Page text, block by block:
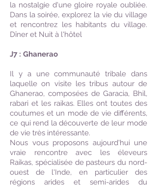
la nostalgie d'une gloire royale oubliée.
Dans la soirée, explorez la vie du village
et rencontrez les habitants du village.
Dîner et Nuit à l'hôtel
J7 : Ghanerao
Il y a une communauté tribale dans
laquelle on visite les tribus autour de
Ghanerao, composées de Garacia, Bhil,
rabari et les raikas. Elles ont toutes des
coutumes et un mode de vie différents,
ce qui rend la découverte de leur mode
de vie très intéressante.
Nous vous proposons aujourd'hui une
vraie rencontre avec les éleveurs
Raikas, spécialisée de pasteurs du nord-
ouest de l'Inde, en particulier des
régions arides et semi-arides du